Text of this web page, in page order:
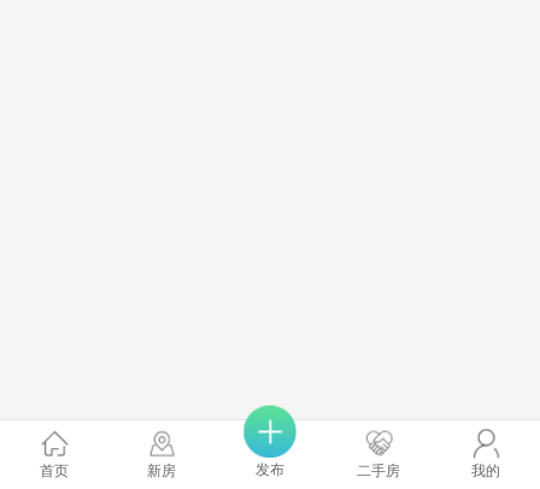
首页 新房 发布 二手房 我的